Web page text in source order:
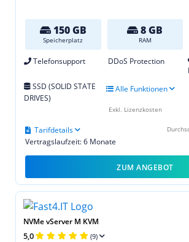
150 GB
Speicherplatz
8 GB
RAM
Telefonsupport DDoS Protection
SSD (SOLID STATE
DRIVES)
Alle Funktionen
Vertragslaufzeit: 6 Monate
Tarifdetails
Exkl. Lizenzkosten
ZUM ANGEBOT
NVMe vServer M KVM
5,0 (9)